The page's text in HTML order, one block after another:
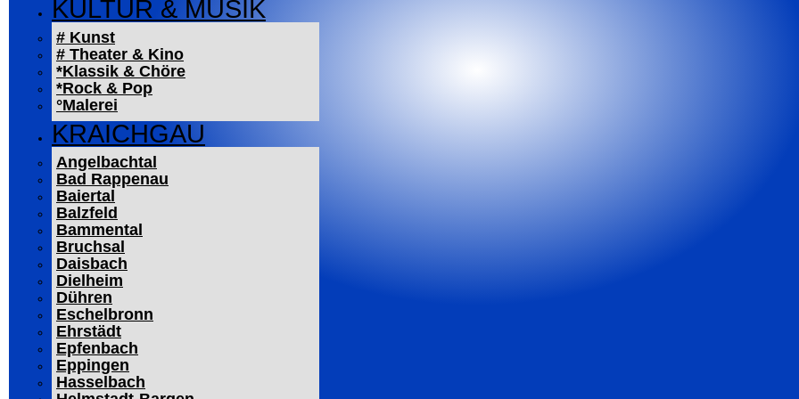
KULTUR & MUSIK
# Kunst
# Theater & Kino
*Klassik & Chöre
*Rock & Pop
°Malerei
KRAICHGAU
Angelbachtal
Bad Rappenau
Baiertal
Balzfeld
Bammental
Bruchsal
Daisbach
Dielheim
Dühren
Eschelbronn
Ehrstädt
Epfenbach
Eppingen
Hasselbach